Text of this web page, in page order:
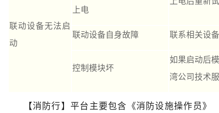
联动设备无法启
动
上电
联动设备自身故障 联系相关设
控制模块坏
如果启动后
湾公司技术
【消防行】平台主要包含 《消防设施操作员 》